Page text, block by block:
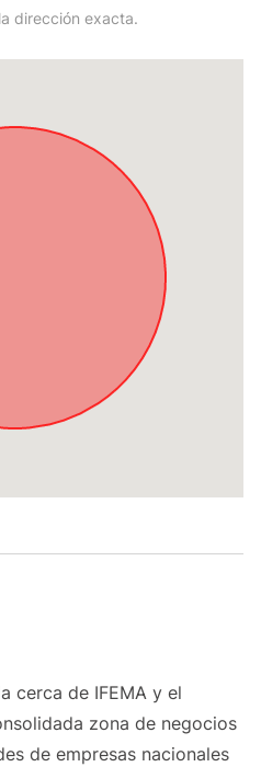
dirección exacta.
cerca de IFEMA y el
zona de negocios
de empresas nacionales